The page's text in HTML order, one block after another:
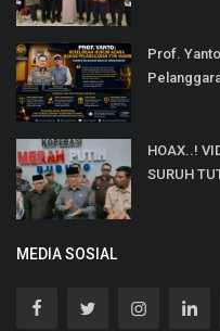
Prof.
HOAX..!
SURUH
MEDIA SOSIAL